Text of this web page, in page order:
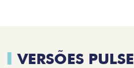
VERSÕES PULSE